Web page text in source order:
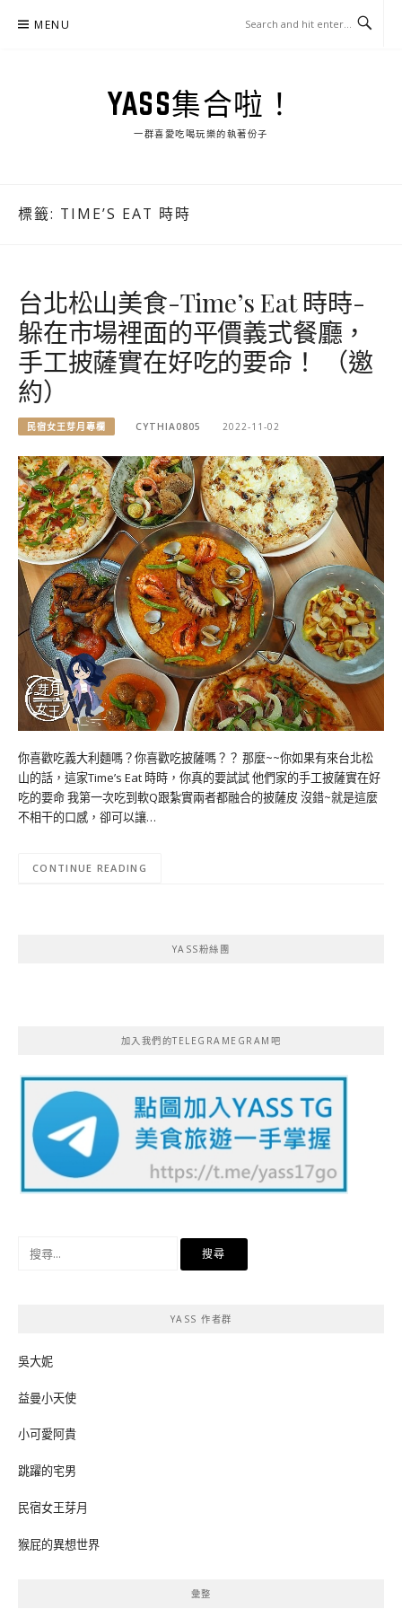
MENU
YASS集合啦！
一群喜愛吃喝玩樂的執著份子
標籤: TIME’S EAT 時時
台北松山美食-Time’s Eat 時時-
躲在市場裡面的平價義式餐廳，
手工披薩實在好吃的要命！ （邀
約）
民宿女王芽月專欄 CYTHIA0805 2022-11-02
你喜歡吃義大利麵嗎？你喜歡吃披薩嗎？？ 那麼~~你如果有來台北松
山的話，這家Time’s Eat 時時，你真的要試試 他們家的手工披薩實在好
吃的要命 我第一次吃到軟Q跟紮實兩者都融合的披薩皮 沒錯~就是這麼
不相干的口感，卻可以讓…
CONTINUE READING
YASS粉絲團
加入我們的TELEGRAMEGRAM吧
YASS 作者群
吳大妮
益曼小天使
小可愛阿貴
跳躍的宅男
民宿女王芽月
猴屁的異想世界
彙整